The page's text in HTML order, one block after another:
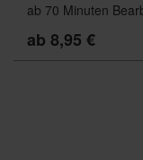
ab 70 Minuten
ab 8,95 €